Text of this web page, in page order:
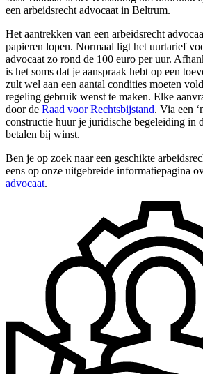
een arbeidsrecht advocaat in Beltrum.
Het aantrekken van een arbeidsrecht
papieren lopen. Normaal ligt het uurtarief
advocaat zo rond de 100 euro per uur.
is het soms dat je aanspraak hebt op een
zult wel aan een aantal condities moeten
regeling gebruik wenst te maken. Elke
door de Raad voor Rechtsbijstand. Via een
constructie huur je juridische begeleiding in
betalen bij winst.
Ben je op zoek naar een geschikte
eens op onze uitgebreide informatiepagina
advocaat.